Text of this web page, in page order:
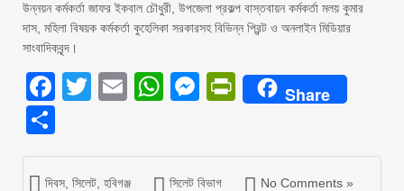
উন্নয়ন কর্মকর্তা জাফর ইকবাল চৌধুরী, উপজেলা প্রকল্প বাস্তবায়ন কর্মকর্তা মলয় কুমার
দাস, মহিলা বিষয়ক কর্মকর্তা কুহেলিকা সরকারসহ বিভিন্ন প্রিন্ট ও অনলাইন মিডিয়ার
সাংবাদিকবৃন্দ।
Facebook
Twitter
EmailWhatsApp
Messenger
PrintFriendly
Share
দিবস সিলেট হবিগঞ্জ সিলেট বিভাগ No Comments »